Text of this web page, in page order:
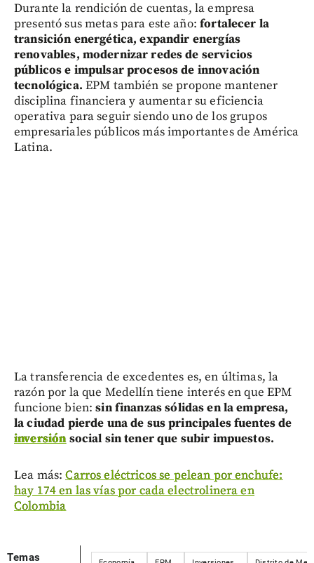
Durante la rendición de cuentas, la empresa
presentó sus metas para este año:fortalecer la
transición energética, expandir energías
renovables, modernizar redes de servicios
públicos e impulsar procesos de innovación
tecnológica. EPM también se propone mantener
disciplina financiera y aumentar su eficiencia
operativa para seguir siendo uno de los grupos
empresariales públicos más importantes de América
Latina.
La transferencia de excedentes es, en últimas, la
razón por la que Medellín tiene interés en que EPM
funcione bien: sin finanzas sólidas en la empresa,
la ciudad pierde una de sus principales fuentes de
inversiónsocial sin tener que subir impuestos.
Lea más:Carros eléctricos se pelean por enchufe:
hay 174 en las vías por cada electrolinera en
Colombia
Temas